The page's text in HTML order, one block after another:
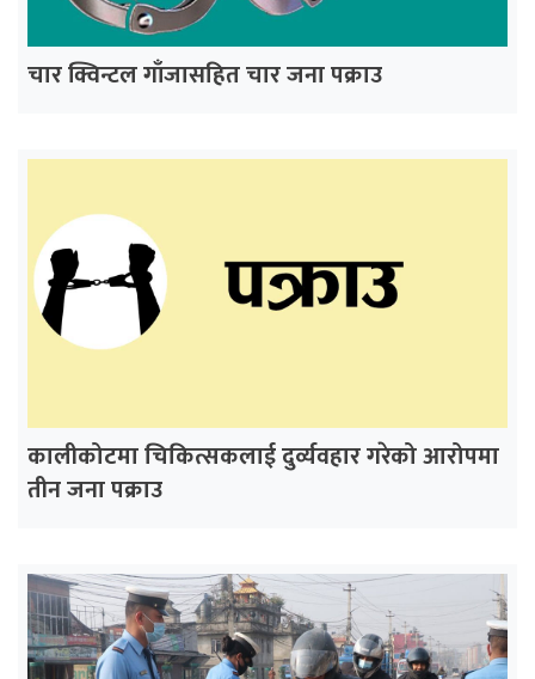
चार क्विन्टल गाँजासहित चार जना पक्राउ
कालीकोटमा चिकित्सकलाई दुर्व्यवहार गरेको आरोपमा
तीन जना पक्राउ